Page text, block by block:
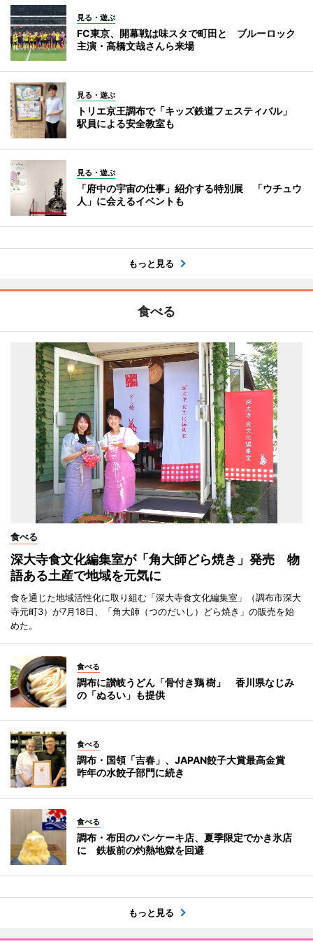
見る・遊ぶ
FC東京、開幕戦は味スタで町田と ブルーロック
主演・高橋文哉さんら来場
見る・遊ぶ
トリエ京王調布で「キッズ鉄道フェスティバル」
駅員による安全教室も
見る・遊ぶ
「府中の宇宙の仕事」紹介する特別展 「ウチュウ
人」に会えるイベントも
もっと見る
食べる
食べる
深大寺食文化編集室が「角大師どら焼き」発売 物
語ある土産で地域を元気に
食を通じた地域活性化に取り組む「深大寺食文化編集室」（調布市深大
寺元町3）が7月18日、「角大師（つのだいし）どら焼き」の販売を始
めた。
食べる
調布に讃岐うどん「骨付き鶏 樹」 香川県なじみ
の「ぬるい」も提供
食べる
調布・国領「吉春」、JAPAN餃子大賞最高金賞
昨年の水餃子部門に続き
食べる
調布・布田のパンケーキ店、夏季限定でかき氷店
に 鉄板前の灼熱地獄を回避
もっと見る